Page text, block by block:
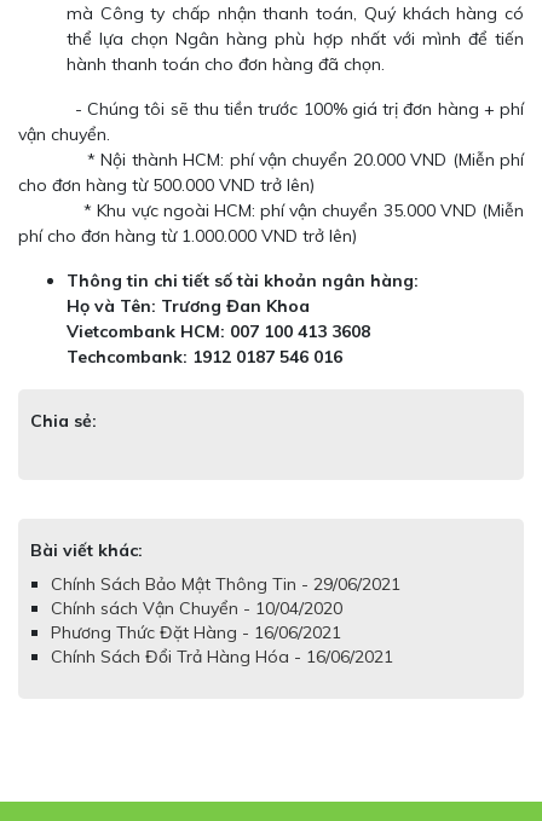
mà Công ty chấp nhận thanh toán, Quý khách hàng có
thể lựa chọn Ngân hàng phù hợp nhất với mình để tiến
hành thanh toán cho đơn hàng đã chọn.
- Chúng tôi sẽ thu tiền trước 100% giá trị đơn hàng + phí
vận chuyển.
* Nội thành HCM: phí vận chuyển 20.000 VND (Miễn phí
cho đơn hàng từ 500.000 VND trở lên)
* Khu vực ngoài HCM: phí vận chuyển 35.000 VND (Miễn
phí cho đơn hàng từ 1.000.000 VND trở lên)
Thông tin chi tiết số tài khoản ngân hàng:
Họ và Tên: Trương Đan Khoa
Vietcombank HCM: 007 100 413 3608
Techcombank: 1912 0187 546 016
Chia sẻ:
Bài viết khác:
Chính Sách Bảo Mật Thông Tin - 29/06/2021
Chính sách Vận Chuyển - 10/04/2020
Phương Thức Đặt Hàng - 16/06/2021
Chính Sách Đổi Trả Hàng Hóa - 16/06/2021